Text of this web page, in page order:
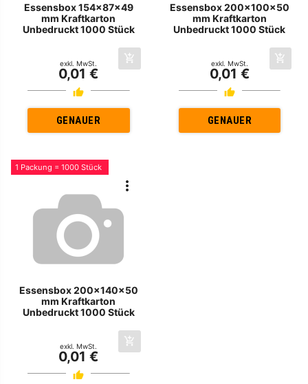
Essensbox 154x87x49
mm Kraftkarton
Unbedruckt 1000 Stück
exkl. MwSt.
0,01 €
GENAUER
Essensbox 200x100x50
mm Kraftkarton
Unbedruckt 1000 Stück
exkl. MwSt.
0,01 €
GENAUER
1 Packung = 1000 Stück
Essensbox 200x140x50
mm Kraftkarton
Unbedruckt 1000 Stück
exkl. MwSt.
0,01 €